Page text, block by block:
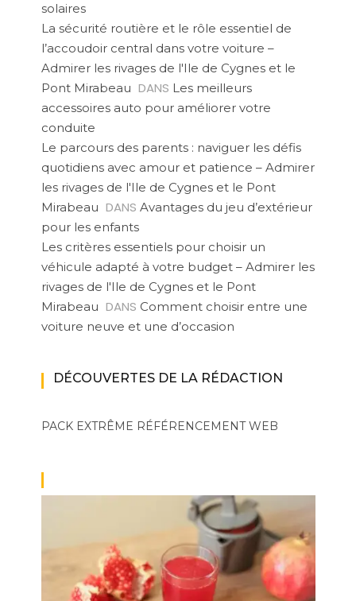
solaires
La sécurité routière et le rôle essentiel de
l’accoudoir central dans votre voiture –
Admirer les rivages de l'Ile de Cygnes et le
Pont Mirabeau DANS Les meilleurs
accessoires auto pour améliorer votre
conduite
Le parcours des parents : naviguer les défis
quotidiens avec amour et patience – Admirer
les rivages de l'Ile de Cygnes et le Pont
Mirabeau DANS Avantages du jeu d’extérieur
pour les enfants
Les critères essentiels pour choisir un
véhicule adapté à votre budget – Admirer les
rivages de l'Ile de Cygnes et le Pont
Mirabeau DANS Comment choisir entre une
voiture neuve et une d’occasion
DÉCOUVERTES DE LA RÉDACTION
PACK EXTRÊME RÉFÉRENCEMENT WEB